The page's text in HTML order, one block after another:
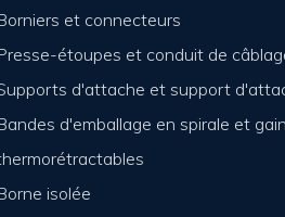
et connecteurs
étoupes et conduit de
d'attache et support
d'emballage en spirale et
isolée